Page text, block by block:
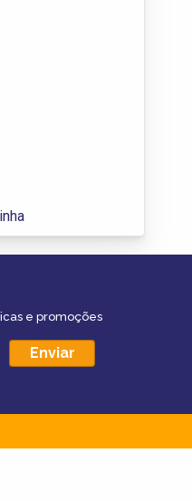
e promoções